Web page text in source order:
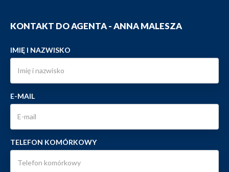
KONTAKT DO AGENTA - ANNA MALESZA
IMIĘ I NAZWISKO
E-MAIL
TELEFON KOMÓRKOWY